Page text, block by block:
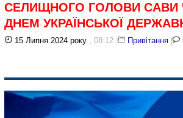
СЕЛИЩНОГО ГОЛОВИ САВИ
ДНЕМ УКРАЇНСЬКОЇ
15 Липня 2024 року , 08:12 | Привітання |